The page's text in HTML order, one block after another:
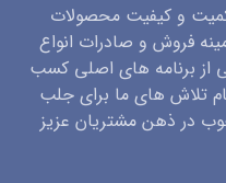
و کیفیت محصولات
فروش و صادرات انواع
از برنامه های اصلی کسب
تلاش های ما برای جلب
در ذهن مشتریان عزیز